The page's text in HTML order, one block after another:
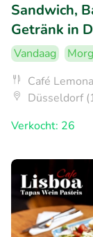
Sandwich,
Getränk in
Vandaag
Café
Düsseldorf
Verkocht: 26